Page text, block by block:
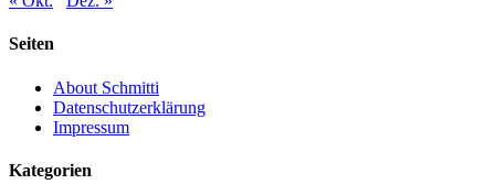
Seiten
About Schmitti
Datenschutzerklärung
Impressum
Kategorien